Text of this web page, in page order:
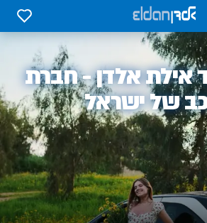
0
אילת אלדן - חברת
של ישראל